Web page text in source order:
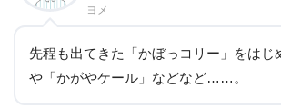
ヨメ
先程も出てきた「かぼっコリー」をはじ
や「かがやケール」などなど……。